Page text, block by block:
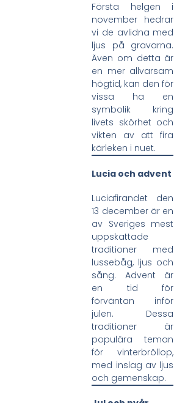
Första helgen i
november hedrar
vi de avlidna med
ljus på gravarna.
Även om detta är
en mer allvarsam
högtid, kan den för
vissa ha en
symbolik kring
livets skörhet och
vikten av att fira
kärleken i nuet.
Lucia och advent
Luciafirandet den
13 december är en
av Sveriges mest
uppskattade
traditioner med
lussebåg, ljus och
sång. Advent är
en tid för
förväntan inför
julen. Dessa
traditioner är
populära teman
för vinterbröllop,
med inslag av ljus
och gemenskap.